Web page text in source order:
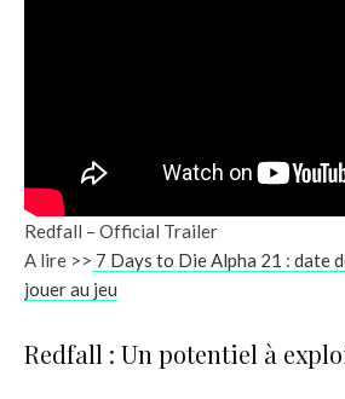
Redfall – Official Trailer
A lire >> 7 Days to Die Alpha 21 : date
jouer au jeu
Redfall : Un potentiel à